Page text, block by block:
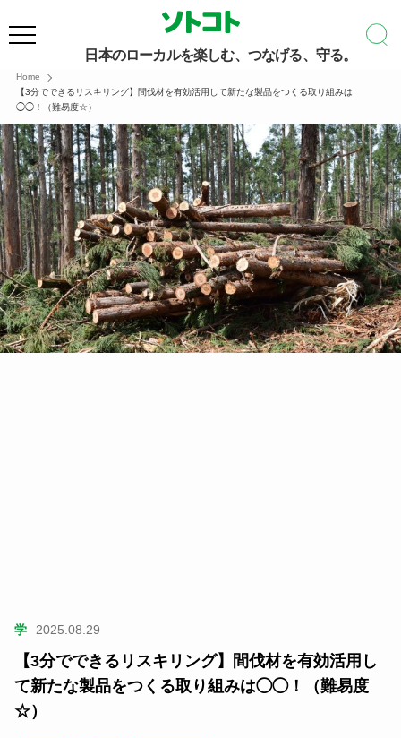
日本のローカルを楽しむ、つなげる、守る。
Home
【3分でできるリスキリング】間伐材を有効活用して新たな製品をつくる取り組みは
◯◯！（難易度☆）
学 2025.08.29
【3分でできるリスキリング】間伐材を有効活用し
て新たな製品をつくる取り組みは◯◯！（難易度
☆）